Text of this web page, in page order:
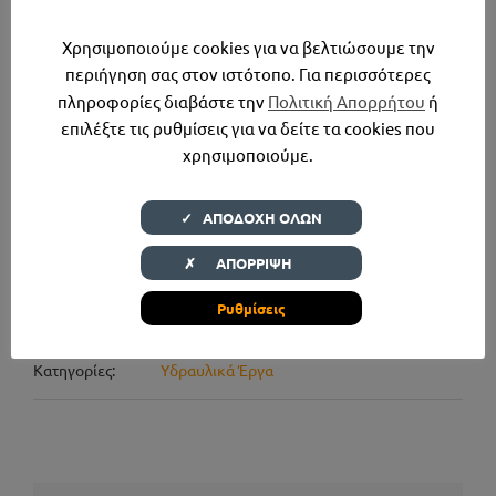
Λεπτομέρειες Έργου
Κατηγορίες: Υδραυλικά Έργα
Χρησιμοποιούμε cookies για να βελτιώσουμε την
περιήγηση σας στον ιστότοπο. Για περισσότερες
πληροφορίες διαβάστε την Πολιτική Απορρήτου ή
επιλέξτε τις ρυθμίσεις για να δείτε τα cookies που
χρησιμοποιούμε.
Ρυθμίσεις
✓ ΑΠΟΔΟΧΗ ΟΛΩΝ
✗ ΑΠΟΡΡΙΨΗ